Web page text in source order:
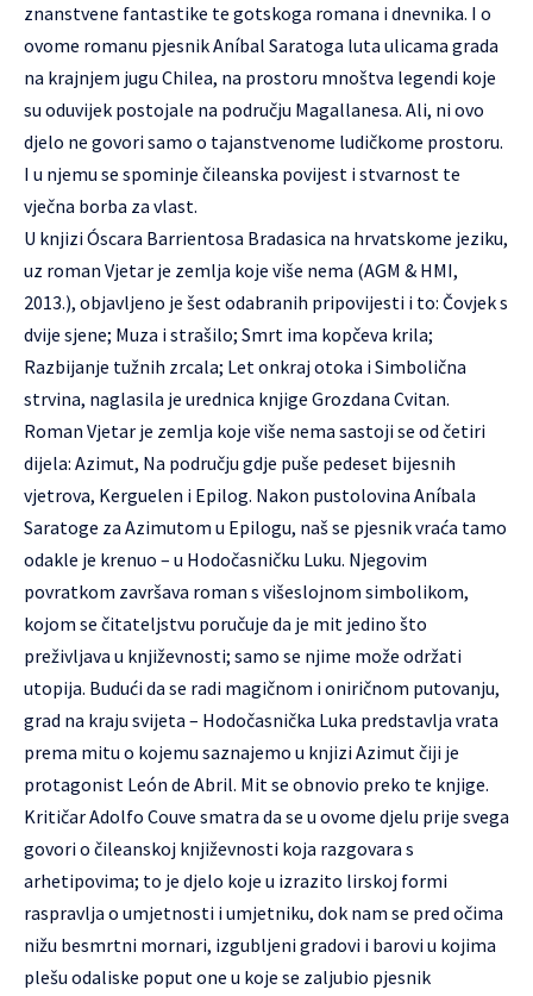
znanstvene fantastike te gotskoga romana i dnevnika. I o
ovome romanu pjesnik Aníbal Saratoga luta ulicama grada
na krajnjem jugu Chilea, na prostoru mnoštva legendi koje
su oduvijek postojale na području Magallanesa. Ali, ni ovo
djelo ne govori samo o tajanstvenome ludičkome prostoru.
I u njemu se spominje čileanska povijest i stvarnost te
vječna borba za vlast.
U knjizi Óscara Barrientosa Bradasica na hrvatskome jeziku,
uz roman Vjetar je zemlja koje više nema (AGM & HMI,
2013.), objavljeno je šest odabranih pripovijesti i to: Čovjek s
dvije sjene; Muza i strašilo; Smrt ima kopčeva krila;
Razbijanje tužnih zrcala; Let onkraj otoka i Simbolična
strvina, naglasila je urednica knjige Grozdana Cvitan.
Roman Vjetar je zemlja koje više nema sastoji se od četiri
dijela: Azimut, Na području gdje puše pedeset bijesnih
vjetrova, Kerguelen i Epilog. Nakon pustolovina Aníbala
Saratoge za Azimutom u Epilogu, naš se pjesnik vraća tamo
odakle je krenuo – u Hodočasničku Luku. Njegovim
povratkom završava roman s višeslojnom simbolikom,
kojom se čitateljstvu poručuje da je mit jedino što
preživljava u književnosti; samo se njime može održati
utopija. Budući da se radi magičnom i oniričnom putovanju,
grad na kraju svijeta – Hodočasnička Luka predstavlja vrata
prema mitu o kojemu saznajemo u knjizi Azimut čiji je
protagonist León de Abril. Mit se obnovio preko te knjige.
Kritičar Adolfo Couve smatra da se u ovome djelu prije svega
govori o čileanskoj književnosti koja razgovara s
arhetipovima; to je djelo koje u izrazito lirskoj formi
raspravlja o umjetnosti i umjetniku, dok nam se pred očima
nižu besmrtni mornari, izgubljeni gradovi i barovi u kojima
plešu odaliske poput one u koje se zaljubio pjesnik